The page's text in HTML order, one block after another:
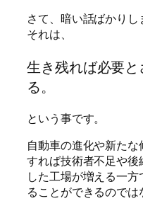
さて、暗い話ばかりし
それは、
生き残れば必要
る。
という事です。
自動車の進化や新た
すれば技術者不足や
した工場が増える一
ることができるのでは